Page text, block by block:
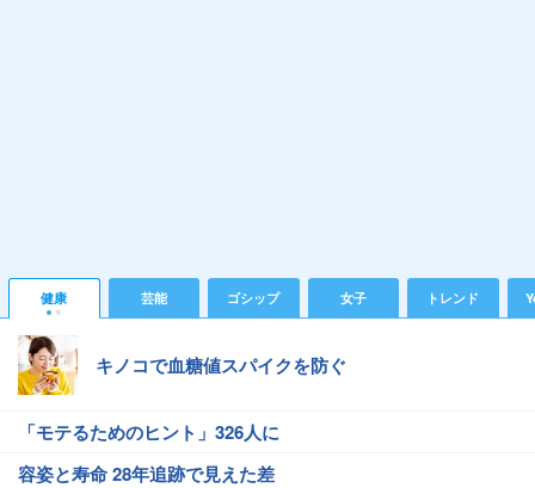
健康 芸能 ゴシップ 女子 トレンド
キノコで血糖値スパイクを防ぐ
「モテるためのヒント」326人に
容姿と寿命 28年追跡で見えた差